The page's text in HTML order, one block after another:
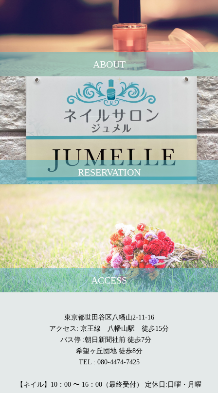
ABOUT
RESERVATION
ACCESS
東京都世田谷区八幡山2-11-16
アクセス: 京王線 八幡山駅 徒歩15分
バス停 :朝日新聞社前 徒歩7分
希望ヶ丘団地 徒歩8分
TEL : 080-4474-7425
【ネイル】10：00 〜 16：00（最終受付） 定休日:日曜・月曜